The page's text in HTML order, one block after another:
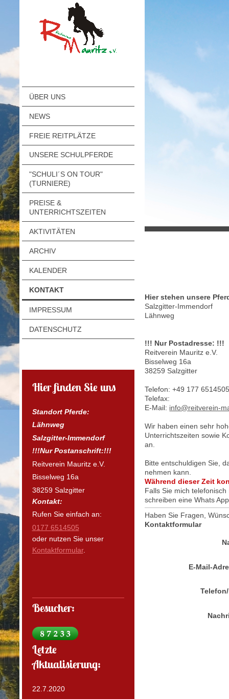
ÜBER UNS
NEWS
FREIE REITPLÄTZE
UNSERE SCHULPFERDE
"SCHULI´S ON TOUR"
(TURNIERE)
PREISE &
UNTERRICHTSZEITEN
AKTIVITÄTEN
ARCHIV
KALENDER
KONTAKT
IMPRESSUM
DATENSCHUTZ
Hier finden Sie uns
Standort Pferde:
Lähnweg
Salzgitter-Immendorf
!!!Nur Postanschrift:!!!
Reitverein Mauritz e.V.
Bisselweg 16a
38259 Salzgitter
Kontakt:
Rufen Sie einfach an:
0177 6514505
oder nutzen Sie unser
Kontaktformular.
Besucher:
Letzte
Aktualisierung:
22.7.2020
Hier stehen unsere
Salzgitter-Immendorf
Lähnweg
!!! Nur Postadresse: !!!
Reitverein Mauritz e.V.
Bisselweg 16a
38259 Salzgitter
Telefon: +49 177
Telefax:
E-Mail: info@reitverein-
Wir haben einen sehr
Unterrichtszeiten sowie
an.
Bitte entschuldigen Sie,
nehmen kann.
Während dieser Zeit
Falls Sie mich
schreiben eine Whats
Haben Sie Fragen,
Kontaktformular
E-Mail-